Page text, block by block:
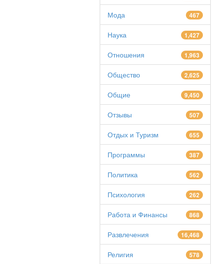
Мода 467
Наука 1,427
Отношения 1,963
Общество 2,625
Общие 9,450
Отзывы 507
Отдых и Туризм 655
Программы 387
Политика 562
Психология 262
Работа и Финансы 868
Развлечения 16,468
Религия 578